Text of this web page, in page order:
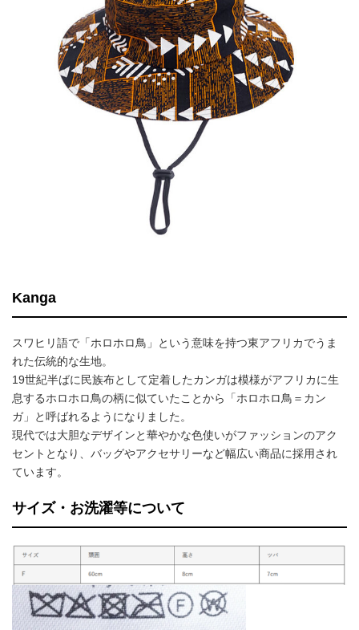
Kanga
スワヒリ語で「ホロホロ鳥」という意味を持つ東アフリカでうま
れた伝統的な生地。
19世紀半ばに民族布として定着したカンガは模様がアフリカに生
息するホロホロ鳥の柄に似ていたことから「ホロホロ鳥＝カン
ガ」と呼ばれるようになりました。
現代では大胆なデザインと華やかな色使いがファッションのアク
セントとなり、バッグやアクセサリーなど幅広い商品に採用され
ています。
サイズ・お洗濯等について